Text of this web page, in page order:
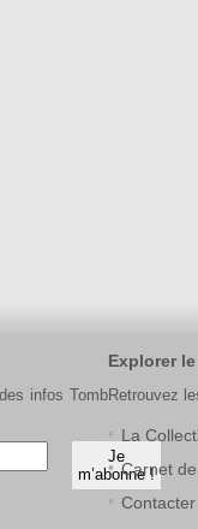
infos Tomb
Explorer
Retrouvez
La
Carnet
Contacter